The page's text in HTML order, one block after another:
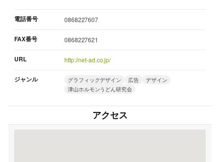
電話番号 0868227607
FAX番号 0868227621
URL http://net-ad.co.jp/
ジャンル グラフィックデザイン 広告
デザイン
津山ホルモンうどん研究会
アクセス